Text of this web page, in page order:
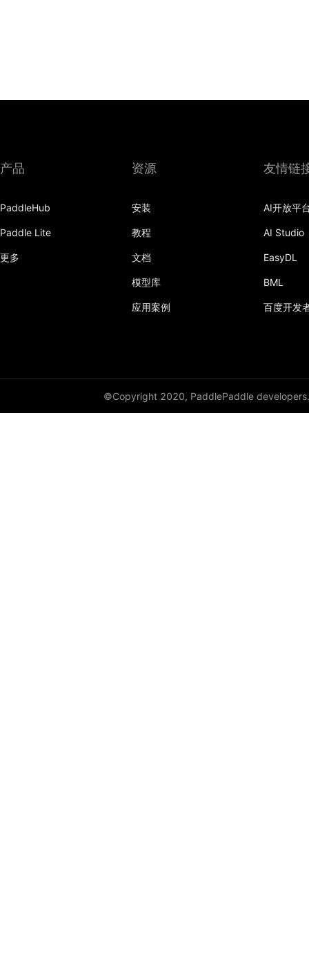
产品
PaddleHub
Paddle Lite
更多
资源
安装
教程
文档
模型库
应用案例
友情链
AI开放平
AI Studio
EasyDL
BML
百度开发
©Copyright 2020, PaddlePaddle developers.